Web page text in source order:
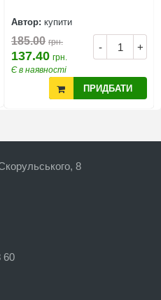
Автор: купити
- +
185.00 грн.
137.40 грн.
Є в наявності
ПРИДБАТИ
8
60